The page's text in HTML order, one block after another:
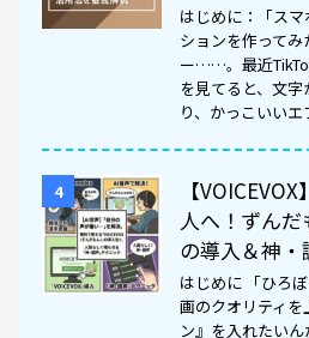
はじめに：「ス
ションを作って
ー……。最近
を見てると、文
り、かっこいいエ
4
【
人へ！ずん
の導入＆神
はじめに 「ひろ
画のクオリティ
ン』を入れたい